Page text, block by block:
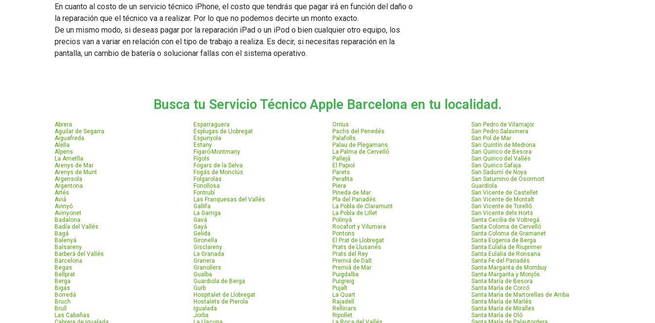
En cuanto al costo de un servicio técnico iPhone, el costo que tendrás que pagar irá en función del daño o
la reparación que el técnico va a realizar. Por lo que no podemos decirte un monto exacto.
De un mismo modo, si deseas pagar por la reparación iPad o un iPod o bien cualquier otro equipo, los
precios van a variar en relación con el tipo de trabajo a realiza. Es decir, si necesitas reparación en la
pantalla, un cambio de batería o solucionar fallas con el sistema operativo.
Busca tu Servicio Técnico Apple Barcelona en tu localidad.
Abrera
Aguilar de Segarra
Aiguafreda
Alella
Alpens
La Ametlla
Arenys de Mar
Arenys de Munt
Argensola
Argentona
Artés
Aviá
Avinyó
Avinyonet
Badalona
Badía del Vallés
Bagá
Balenyá
Balsareny
Barberá del Vallés
Barcelona
Begas
Bellprat
Berga
Bigas
Borredá
Bruch
Brull
Las Cabañas
Esparraguera
Esplugas de Llobregat
Espunyola
Estany
Figaró-Montmany
Fígols
Fogars de la Selva
Fogás de Monclús
Folgarolas
Fonollosa
Fontrubí
Las Franquesas del Vallés
Gallifa
La Garriga
Gavá
Gayá
Gelida
Gironella
Gisclareny
La Granada
Granera
Granollers
Gualba
Guardiola de Berga
Gurb
Hospitalet de Llobregat
Hostalets de Pierola
Igualada
Jorba
Orrius
Pachs del Penedés
Palafolls
Palau de Plegamans
La Palma de Cervelló
Pallejá
El Papiol
Parets
Perafita
Piera
Pineda de Mar
Pla del Panadés
La Pobla de Claramunt
La Pobla de Lillet
Polinyá
Rocafort y Vilumara
Pontons
El Prat de Llobregat
Prats de Llusanés
Prats del Rey
Premiá de Dalt
Premiá de Mar
Puigdalba
Puigreig
Pujalt
La Quart
Rajadell
Rellinars
Ripollet
San Pedro de Vilamajor
San Pedro Salavinera
San Pol de Mar
San Quintín de Mediona
San Quirico de Besora
San Quirico del Vallés
San Quirico Safaja
San Sadurní de Noya
San Saturnino de Osormort
Guardiola
San Vicente de Castellet
San Vicente de Montalt
San Vicente de Torelló
San Vicente dels Horts
Santa Cecilia de Voltregá
Santa Coloma de Cervelló
Santa Coloma de Gramanet
Santa Eugenia de Berga
Santa Eulalia de Riuprimer
Santa Eulalia de Ronsana
Santa Fe del Panadés
Santa Margarita de Mombuy
Santa Margarita y Monjós
Santa María de Besora
Santa María de Corcó
Santa María de Martorellas de Arriba
Santa María de Marlés
Santa María de Miralles
Santa María de Oló